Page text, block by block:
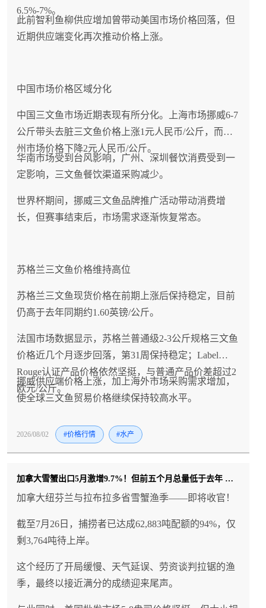
6.5%-7%。
此前智利鱼柳供应增加曾带动美国市场价格回落，但
近期供应端变化再次推动价格上涨。
中国市场价格区域分化
中国三文鱼市场近期表现有所分化。上海市场挪威6-7
公斤带头去脏三文鱼价格上涨1元人民币/公斤，而广
州市场价格下降2元人民币/公斤。
华南市场受到台风影响，广州、深圳餐饮消费受到一
定影响，三文鱼餐饮渠道采购减少。
世界杯期间，挪威三文鱼品牌推广活动带动消费增
长，但赛事结束后，市场需求逐渐恢复常态。
苏格兰三文鱼价格维持高位
苏格兰三文鱼现货价格在前期上涨后保持稳定，目前
仍高于去年同期约1.60英镑/公斤。
法国市场数据显示，苏格兰普通级2-3公斤规格三文鱼
价格近几个月逐步回落，第31周保持稳定；Label
Rouge认证产品价格依然坚挺，与普通产品价差超过2
欧元/公斤。
挪威供应端价格上涨，加上海外市场采购需求增加，
使全球三文鱼贸易价格继续保持较高水平。
2026/08/02 #价格行情 #水产
加拿大雪蟹出口5月激增9.7%！但前五个月总量低于去年 日本进口量骤降
加拿大纽芬兰与拉布拉多省雪蟹渔季——即将收官！
截至7月26日，捕捞者已达成62,883吨配额的94%，仅
剩3,764吨待上岸。
这个经历了开局缓慢、天气延误、劳资谈判拉锯的渔
季，最终以接近满分的成绩迎来尾声。